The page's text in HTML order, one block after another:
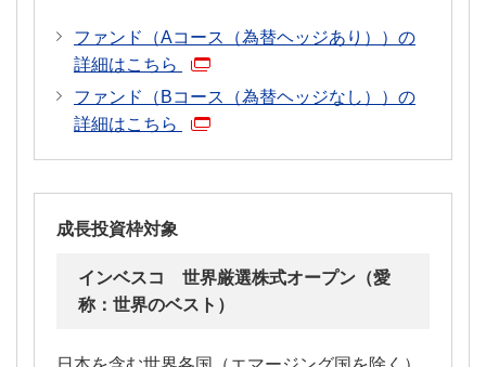
ファンド（Aコース（為替ヘッジあり））の
詳細はこちら
ファンド（Bコース（為替ヘッジなし））の
詳細はこちら
成長投資枠対象
インベスコ 世界厳選株式オープン（愛
称：世界のベスト）